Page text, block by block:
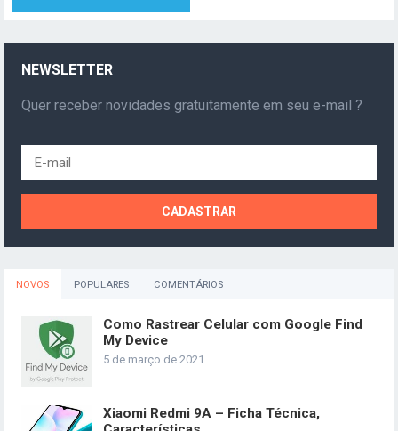
NEWSLETTER
Quer receber novidades gratuitamente em seu e-mail ?
NOVOS POPULARES COMENTÁRIOS
Como Rastrear Celular com Google Find
My Device
5 de março de 2021
Xiaomi Redmi 9A – Ficha Técnica,